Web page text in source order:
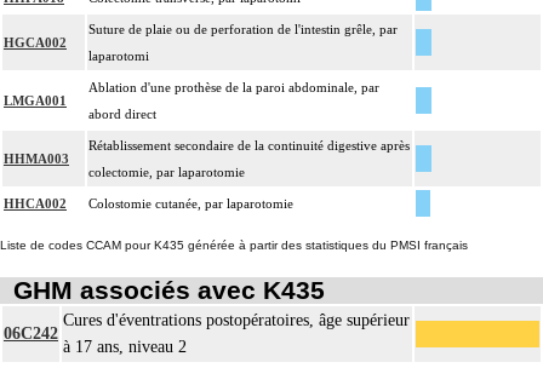
HGCA002
Suture de plaie ou de perforation de l'intestin grêle, par
laparotomi
LMGA001
Ablation d'une prothèse de la paroi abdominale, par
abord direct
HHMA003
Rétablissement secondaire de la continuité digestive après
colectomie, par laparotomie
HHCA002 Colostomie cutanée, par laparotomie
Liste de codes CCAM pour K435 générée à partir des statistiques du PMSI français
GHM associés avec K435
06C242
Cures d'éventrations postopératoires, âge supérieur
à 17 ans, niveau 2